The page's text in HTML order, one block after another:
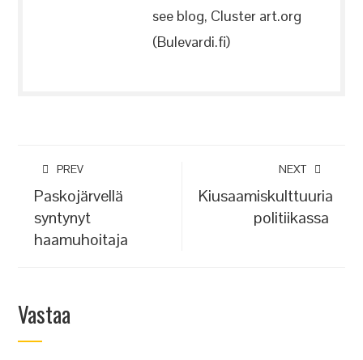
see blog, Cluster art.org
(Bulevardi.fi)
PREV
Paskojärvellä
syntynyt
haamuhoitaja
NEXT
Kiusaamiskulttuuria
politiikassa
Vastaa